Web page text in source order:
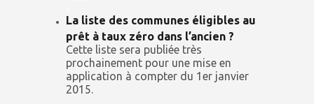
La liste des communes éligibles au
prêt à taux zéro dans l’ancien ?
Cette liste sera publiée très
prochainement pour une mise en
application à compter du 1er janvier
2015.